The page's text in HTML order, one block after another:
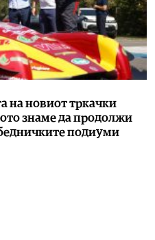
на новиот тркачки
знаме да продолжи
подиуми